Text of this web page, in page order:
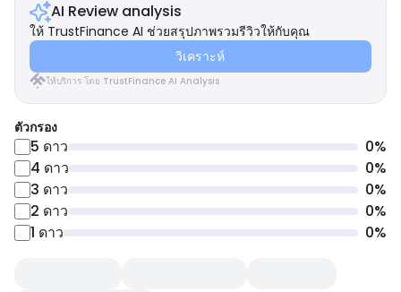
AI Review analysis
ให้ TrustFinance AI ช่วยสรุปภาพรวมรีวิวให้กับคุณ
วิเคราะห์
ให้บริการ โดย TrustFinance AI Analysis
ตัวกรอง
5 ดาว 0%
4 ดาว 0%
3 ดาว 0%
2 ดาว 0%
1 ดาว 0%